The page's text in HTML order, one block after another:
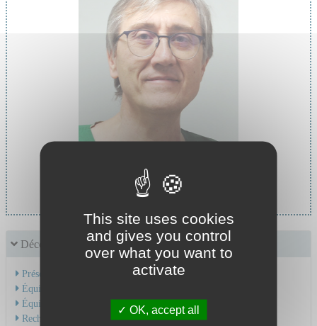
Chef de service :
Pr PERROT Jean Luc
Découvrir le service
Présentation de l'activité
Équipe Médicale
Équipe Soignante
Recherche & Enseignement
This site uses cookies
and gives you control
over what you want to
activate
OK, accept all